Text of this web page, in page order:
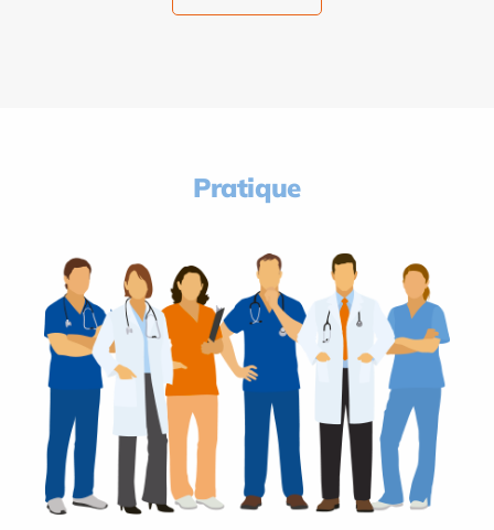
Pratique